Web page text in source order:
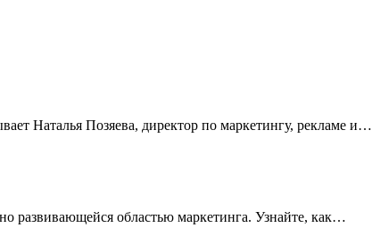
Наталья Позяева, директор по маркетингу, рекламе и…
развивающейся областью маркетинга. Узнайте, как…